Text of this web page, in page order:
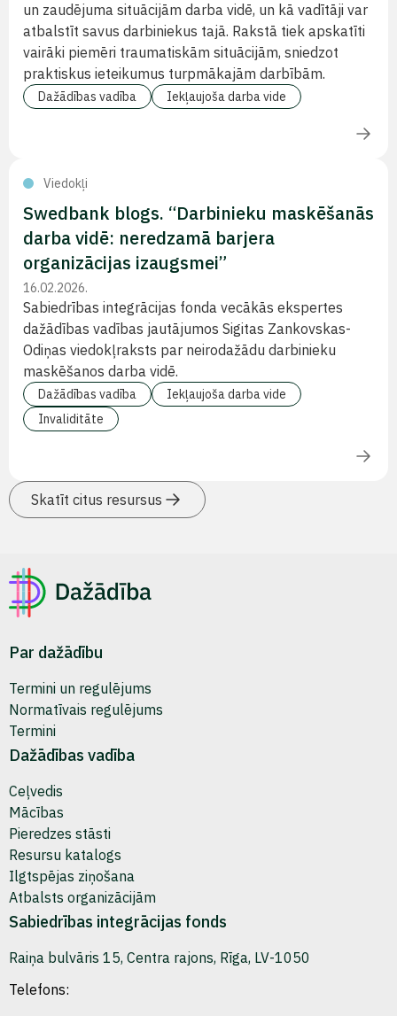
un zaudējuma situācijām darba vidē, un kā vadītāji var
atbalstīt savus darbiniekus tajā. Rakstā tiek apskatīti
vairāki piemēri traumatiskām situācijām, sniedzot
praktiskus ieteikumus turpmākajām darbībām.
Dažādības vadība Iekļaujoša darba vide
Viedokļi
Swedbank blogs. “Darbinieku maskēšanās
darba vidē: neredzamā barjera
organizācijas izaugsmei”
16.02.2026.
Sabiedrības integrācijas fonda vecākās ekspertes
dažādības vadības jautājumos Sigitas Zankovskas-
Odiņas viedokļraksts par neirodažādu darbinieku
maskēšanos darba vidē.
Dažādības vadība
Iekļaujoša darba vide
Invaliditāte
Skatīt citus resursus
Par dažādību
Termini un regulējums
Normatīvais regulējums
Termini
Dažādības vadība
Ceļvedis
Mācības
Pieredzes stāsti
Resursu katalogs
Ilgtspējas ziņošana
Atbalsts organizācijām
Sabiedrības integrācijas fonds
Raiņa bulvāris 15, Centra rajons, Rīga, LV-1050
Telefons: